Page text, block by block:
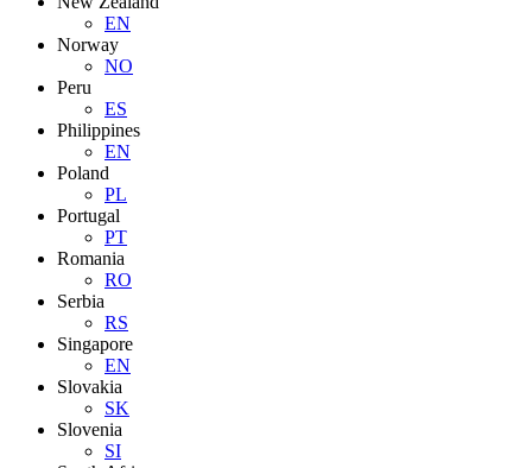
EN
Norway
NO
Peru
ES
Philippines
EN
Poland
PL
Portugal
PT
Romania
RO
Serbia
RS
Singapore
EN
Slovakia
SK
Slovenia
SI